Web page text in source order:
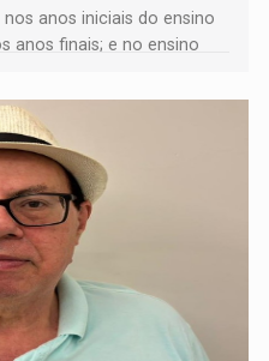
anos iniciais do ensino
anos finais; e no ensino